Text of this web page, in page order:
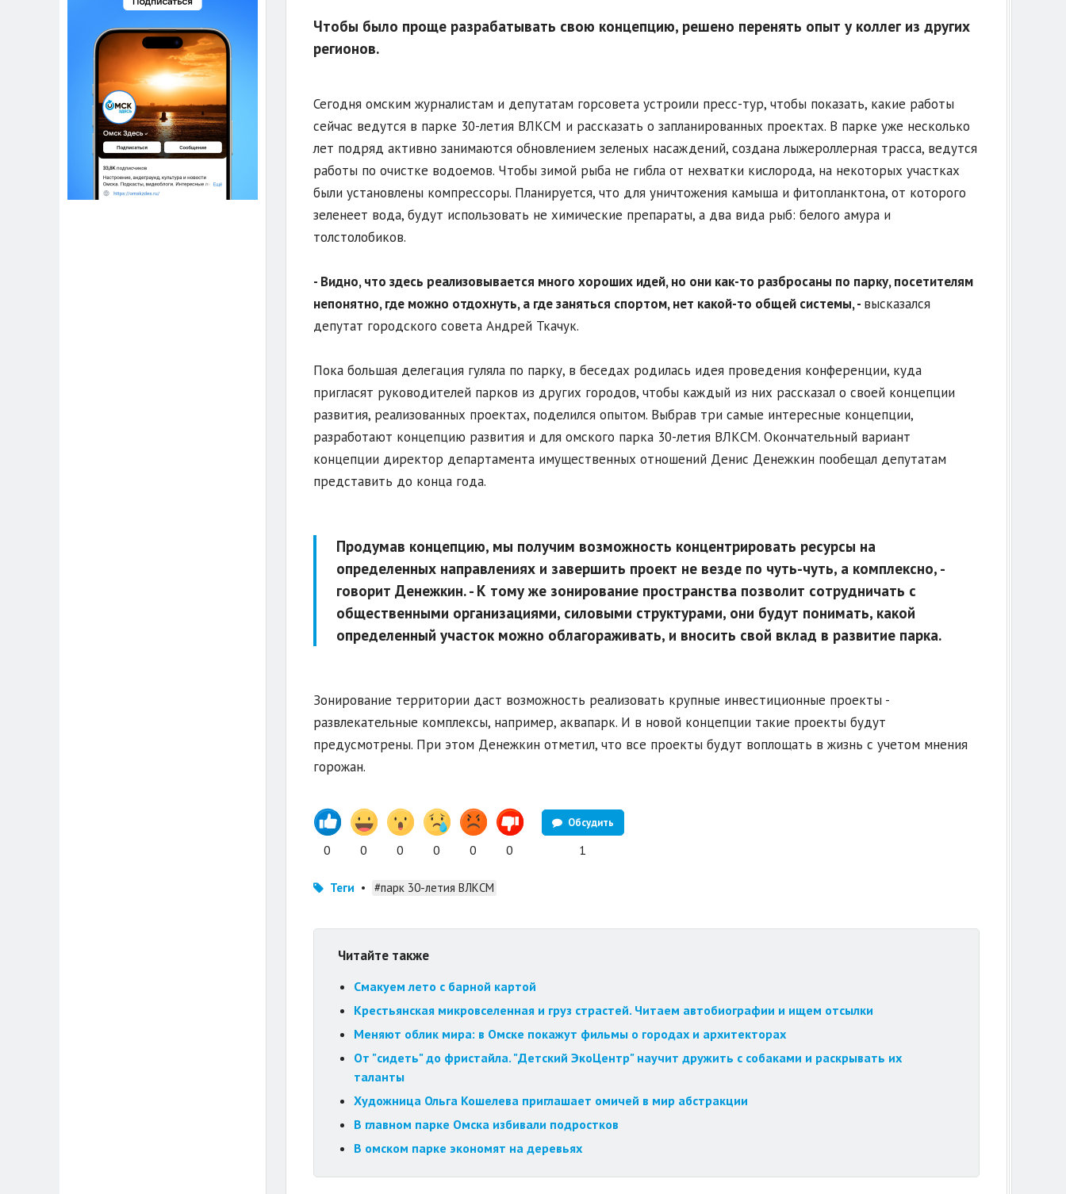
Чтобы было проще разрабатывать свою концепцию, решено перенять опыт у коллег из других
регионов.
Сегодня омским журналистам и депутатам горсовета устроили пресс-тур, чтобы показать, какие работы
сейчас ведутся в парке 30-летия ВЛКСМ и рассказать о запланированных проектах. В парке уже несколько
лет подряд активно занимаются обновлением зеленых насаждений, создана лыжероллерная трасса, ведутся
работы по очистке водоемов. Чтобы зимой рыба не гибла от нехватки кислорода, на некоторых участках
были установлены компрессоры. Планируется, что для уничтожения камыша и фитопланктона, от которого
зеленеет вода, будут использовать не химические препараты, а два вида рыб: белого амура и
толстолобиков.
- Видно, что здесь реализовывается много хороших идей, но они как-то разбросаны по парку, посетителям
непонятно, где можно отдохнуть, а где заняться спортом, нет какой-то общей системы, - высказался
депутат городского совета Андрей Ткачук.
Пока большая делегация гуляла по парку, в беседах родилась идея проведения конференции, куда
пригласят руководителей парков из других городов, чтобы каждый из них рассказал о своей концепции
развития, реализованных проектах, поделился опытом. Выбрав три самые интересные концепции,
разработают концепцию развития и для омского парка 30-летия ВЛКСМ. Окончательный вариант
концепции директор департамента имущественных отношений Денис Денежкин пообещал депутатам
представить до конца года.
Продумав концепцию, мы получим возможность концентрировать ресурсы на
определенных направлениях и завершить проект не везде по чуть-чуть, а комплексно, -
говорит Денежкин. - К тому же зонирование пространства позволит сотрудничать с
общественными организациями, силовыми структурами, они будут понимать, какой
определенный участок можно облагораживать, и вносить свой вклад в развитие парка.
Зонирование территории даст возможность реализовать крупные инвестиционные проекты -
развлекательные комплексы, например, аквапарк. И в новой концепции такие проекты будут
предусмотрены. При этом Денежкин отметил, что все проекты будут воплощать в жизнь с учетом мнения
горожан.
0 0 0 0 0 0
Обсудить
1
Теги • #парк 30-летия ВЛКСМ
Читайте также
Смакуем лето с барной картой
Крестьянская микровселенная и груз страстей. Читаем автобиографии и ищем отсылки
Меняют облик мира: в Омске покажут фильмы о городах и архитекторах
От "сидеть" до фристайла. "Детский ЭкоЦентр" научит дружить с собаками и раскрывать их
таланты
Художница Ольга Кошелева приглашает омичей в мир абстракции
В главном парке Омска избивали подростков
В омском парке экономят на деревьях